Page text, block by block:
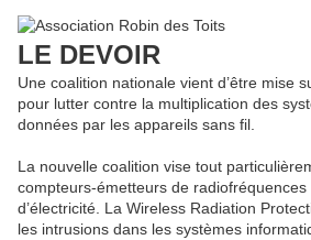
LE DEVOIR
Une coalition nationale vient d’être mise
pour lutter contre la multiplication des
données par les appareils sans fil.
La nouvelle coalition vise tout
compteurs-émetteurs de
d’électricité. La Wireless Radiation
les intrusions dans les systèmes